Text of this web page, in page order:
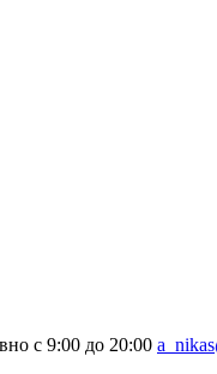
с 9:00 до 20:00